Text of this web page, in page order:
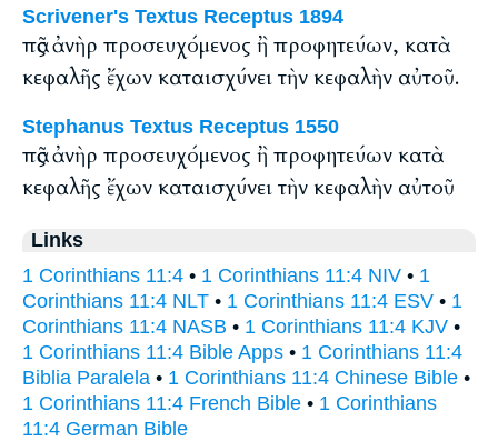
Scrivener's Textus Receptus 1894
πᾶς ἀνὴρ προσευχόμενος ἢ προφητεύων, κατὰ
κεφαλῆς ἔχων καταισχύνει τὴν κεφαλὴν αὐτοῦ.
Stephanus Textus Receptus 1550
πᾶς ἀνὴρ προσευχόμενος ἢ προφητεύων κατὰ
κεφαλῆς ἔχων καταισχύνει τὴν κεφαλὴν αὐτοῦ
Links
1 Corinthians 11:4 • 1 Corinthians 11:4 NIV • 1
Corinthians 11:4 NLT • 1 Corinthians 11:4 ESV • 1
Corinthians 11:4 NASB • 1 Corinthians 11:4 KJV •
1 Corinthians 11:4 Bible Apps • 1 Corinthians 11:4
Biblia Paralela • 1 Corinthians 11:4 Chinese Bible •
1 Corinthians 11:4 French Bible • 1 Corinthians
11:4 German Bible